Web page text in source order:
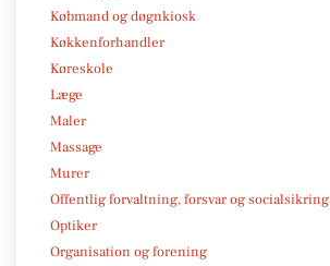
Købmand og døgnkiosk
Køkkenforhandler
Køreskole
Læge
Maler
Massage
Murer
Offentlig forvaltning, forsvar og socialsikring
Optiker
Organisation og forening